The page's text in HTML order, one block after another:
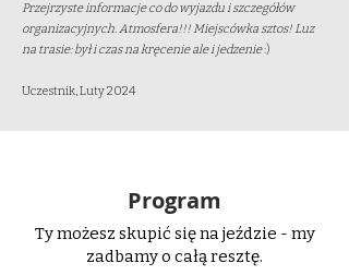
Przejrzyste informacje co do wyjazdu i szczegółów
organizacyjnych. Atmosfera!!! Miejscówka sztos! Luz
na trasie: był i czas na kręcenie ale i jedzenie:)
Uczestnik, Luty 2024
Program
Ty możesz skupić się na jeździe - my
zadbamy o całą resztę.